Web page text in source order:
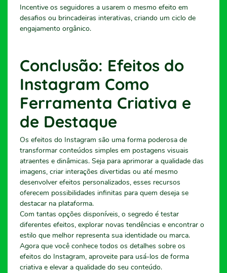
Incentive os seguidores a usarem o mesmo efeito em
desafios ou brincadeiras interativas, criando um ciclo de
engajamento orgânico.
Conclusão: Efeitos do
Instagram Como
Ferramenta Criativa e
de Destaque
Os efeitos do Instagram são uma forma poderosa de
transformar conteúdos simples em postagens visuais
atraentes e dinâmicas. Seja para aprimorar a qualidade das
imagens, criar interações divertidas ou até mesmo
desenvolver efeitos personalizados, esses recursos
oferecem possibilidades infinitas para quem deseja se
destacar na plataforma.
Com tantas opções disponíveis, o segredo é testar
diferentes efeitos, explorar novas tendências e encontrar o
estilo que melhor representa sua identidade ou marca.
Agora que você conhece todos os detalhes sobre os
efeitos do Instagram, aproveite para usá-los de forma
criativa e elevar a qualidade do seu conteúdo.